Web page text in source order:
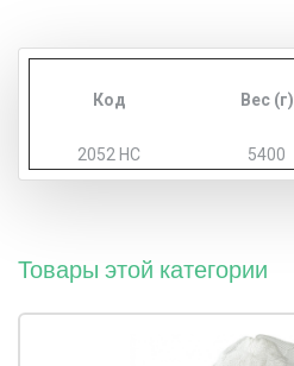
Код Вес (г)
2052 HC
5400
Товары этой категории